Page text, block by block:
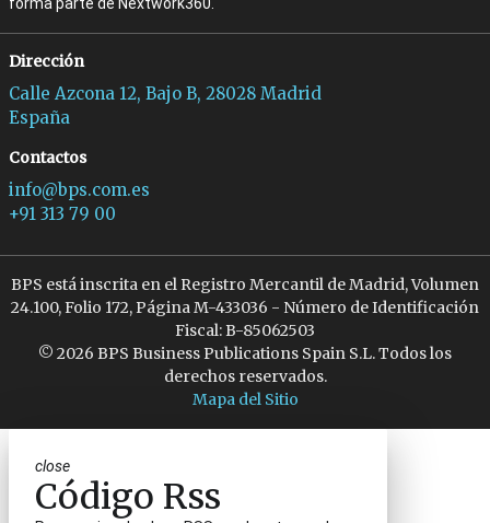
forma parte de Nextwork360.
Dirección
Calle Azcona 12, Bajo B, 28028 Madrid
España
Contactos
info@bps.com.es
+91 313 79 00
BPS está inscrita en el Registro Mercantil de Madrid, Volumen
24.100, Folio 172, Página M-433036 - Número de Identificación
Fiscal: B-85062503
© 2026 BPS Business Publications Spain S.L. Todos los
derechos reservados.
Mapa del Sitio
close
Código Rss